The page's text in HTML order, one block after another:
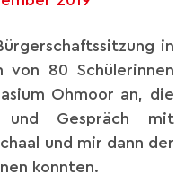
in
von 80 Schülerinnen
Ohmoor an, die
und Gespräch mit
und mir dann der
konnten.